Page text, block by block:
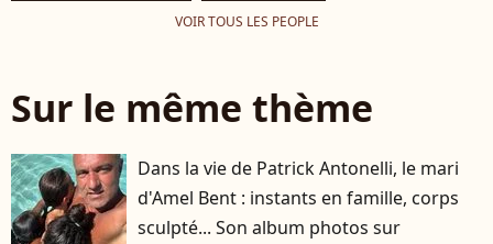
VOIR TOUS LES PEOPLE
Sur le même thème
Dans la vie de Patrick Antonelli, le mari
d'Amel Bent : instants en famille, corps
sculpté... Son album photos sur